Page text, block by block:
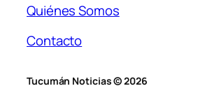
Quiénes Somos
Contacto
Tucumán Noticias © 2026